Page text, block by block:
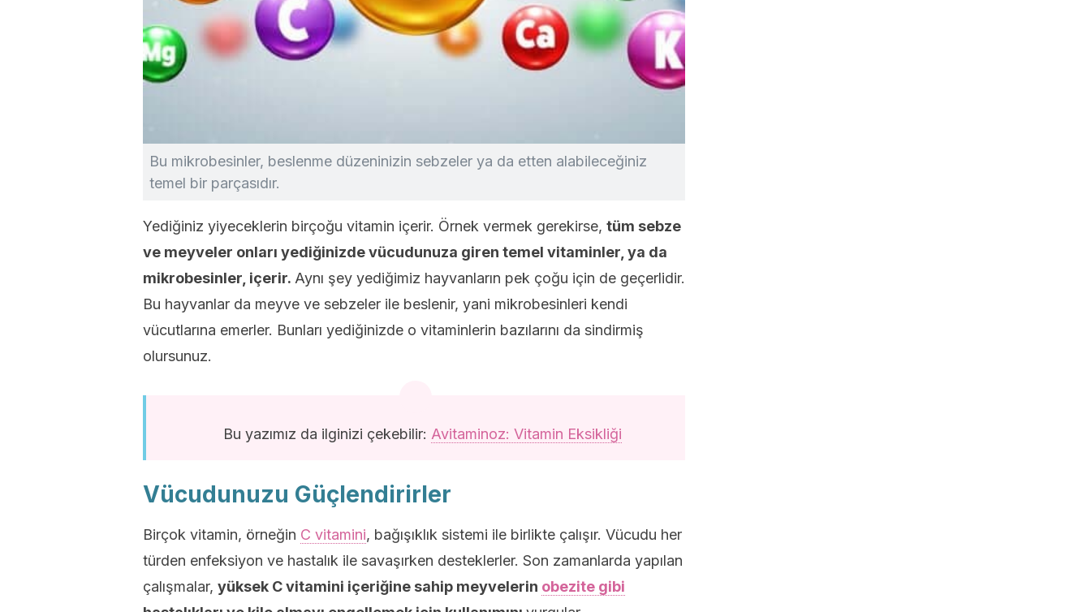
Bu mikrobesinler, beslenme düzeninizin sebzeler ya da etten alabileceğiniz
temel bir parçasıdır.
Yediğiniz yiyeceklerin birçoğu vitamin içerir. Örnek vermek gerekirse, tüm sebze
ve meyveler onları yediğinizde vücudunuza giren temel vitaminler, ya da
mikrobesinler, içerir. Aynı şey yediğimiz hayvanların pek çoğu için de geçerlidir.
Bu hayvanlar da meyve ve sebzeler ile beslenir, yani mikrobesinleri kendi
vücutlarına emerler. Bunları yediğinizde o vitaminlerin bazılarını da sindirmiş
olursunuz.
Bu yazımız da ilginizi çekebilir: Avitaminoz: Vitamin Eksikliği
Vücudunuzu Güçlendirirler
Birçok vitamin, örneğin C vitamini, bağışıklık sistemi ile birlikte çalışır. Vücudu her
türden enfeksiyon ve hastalık ile savaşırken desteklerler. Son zamanlarda yapılan
çalışmalar, yüksek C vitamini içeriğine sahip meyvelerin obezite gibi